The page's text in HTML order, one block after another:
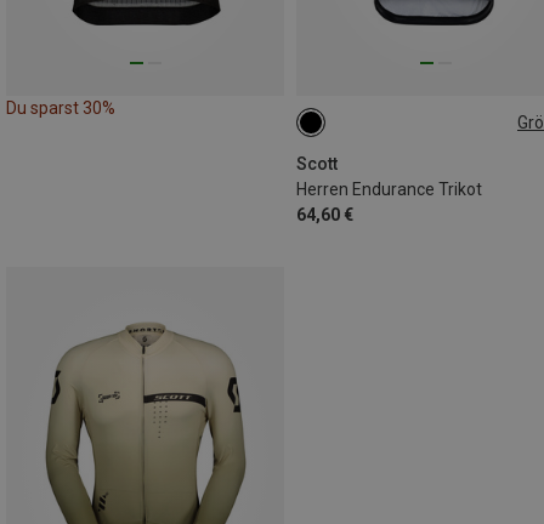
Du sparst 30%
Scott
Herren Endurance Trikot
64,60 €
M